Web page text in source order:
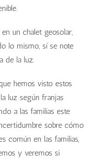
un chalet geosolar,
lo mismo, sí se note
de la luz.
hemos visto estos
luz según franjas
a las familias este
sobre cómo
común en las familias,
y veremos si